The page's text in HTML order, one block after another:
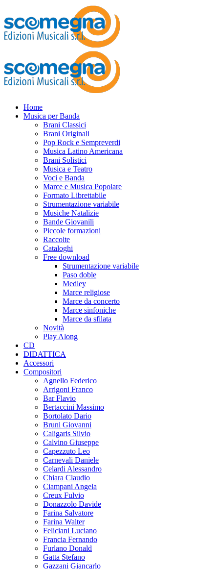
Home
Musica per Banda
Brani Classici
Brani Originali
Pop Rock e Sempreverdi
Musica Latino Americana
Brani Solistici
Musica e Teatro
Voci e Banda
Marce e Musica Popolare
Formato Librettabile
Strumentazione variabile
Musiche Natalizie
Bande Giovanili
Piccole formazioni
Raccolte
Cataloghi
Free download
Strumentazione variabile
Paso doble
Medley
Marce religiose
Marce da concerto
Marce sinfoniche
Marce da sfilata
Novità
Play Along
CD
DIDATTICA
Accessori
Compositori
Agnello Federico
Arrigoni Franco
Bar Flavio
Bertaccini Massimo
Bortolato Dario
Bruni Giovanni
Caligaris Silvio
Calvino Giuseppe
Capezzuto Leo
Carnevali Daniele
Celardi Alessandro
Chiara Claudio
Ciampani Angela
Creux Fulvio
Donazzolo Davide
Farina Salvatore
Farina Walter
Feliciani Luciano
Francia Fernando
Furlano Donald
Gatta Stefano
Gazzani Giancarlo